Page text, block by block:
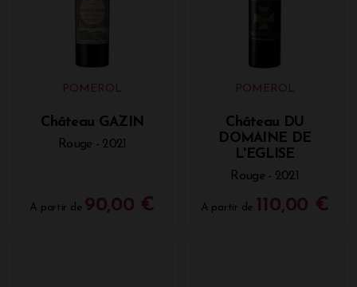
POMEROL
Château GAZIN
Rouge - 2021
A partir de 90,00 €
POMEROL
Château DU
DOMAINE DE
L'EGLISE
Rouge - 2021
A partir de 110,00 €